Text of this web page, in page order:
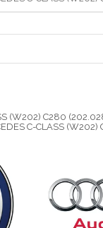
(W202) C280
C-CLASS